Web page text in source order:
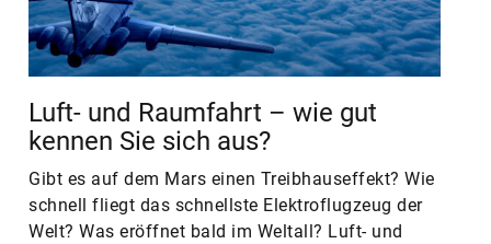
Luft- und Raumfahrt – wie gut
kennen Sie sich aus?
Gibt es auf dem Mars einen Treibhauseffekt? Wie
schnell fliegt das schnellste Elektroflugzeug der
Welt? Was eröffnet bald im Weltall? Luft- und